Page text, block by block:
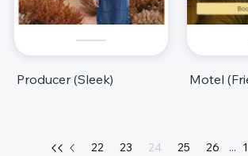
Producer (Sleek) Motel
22 23 24 25 26 ...